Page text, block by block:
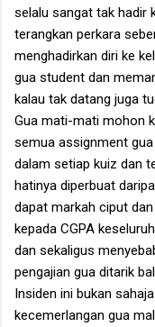
selalu sangat tak hadir
terangkan perkara
menghadirkan diri ke
gua student dan
kalau tak datang juga
Gua mati-mati mohon
semua assignment
dalam setiap kuiz dan
hatinya diperbuat
dapat markah ciput
kepada CGPA
dan sekaligus
pengajian gua ditarik
Insiden ini bukan
kecemerlangan gua